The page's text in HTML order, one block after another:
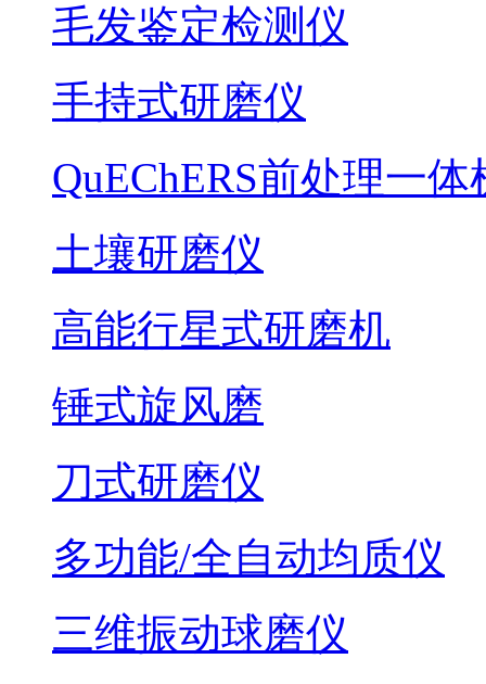
毛发鉴定检测仪
手持式研磨仪
QuEChERS前处理一体
土壤研磨仪
高能行星式研磨机
锤式旋风磨
刀式研磨仪
多功能/全自动均质仪
三维振动球磨仪